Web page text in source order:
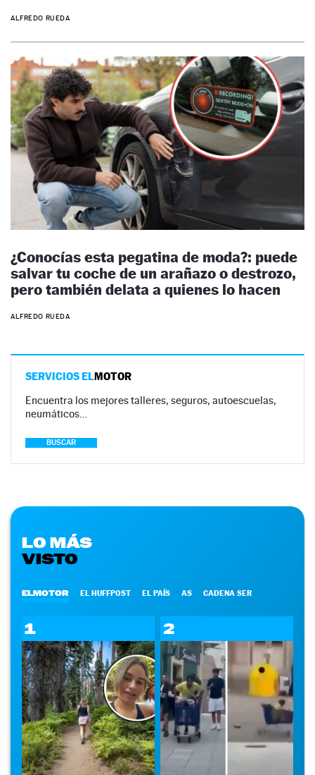
ALFREDO RUEDA
¿Conocías esta pegatina de moda?: puede
salvar tu coche de un arañazo o destrozo,
pero también delata a quienes lo hacen
ALFREDO RUEDA
SERVICIOS ELMOTOR
Encuentra los mejores talleres, seguros, autoescuelas,
neumáticos…
BUSCAR
LO MÁS
VISTO
ELMOTOR EL HUFFPOST EL PAÍS AS CADENA SER
1 2